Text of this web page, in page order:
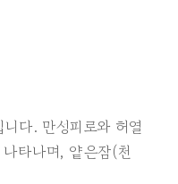
다. 만성피로와 허열
타나며, 얕은잠(천